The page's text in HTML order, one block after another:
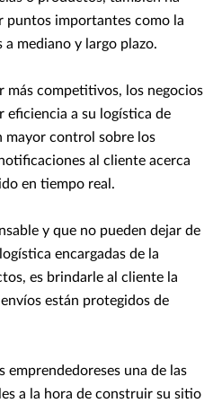
puntos importantes como la
mediano y largo plazo.
más competitivos, los negocios
eficiencia a su logística de
mayor control sobre los
al cliente acerca
en tiempo real.
y que no pueden dejar de
encargadas de la
es brindarle al cliente la
están protegidos de
emprendedoreses una de las
a la hora de construir su sitio